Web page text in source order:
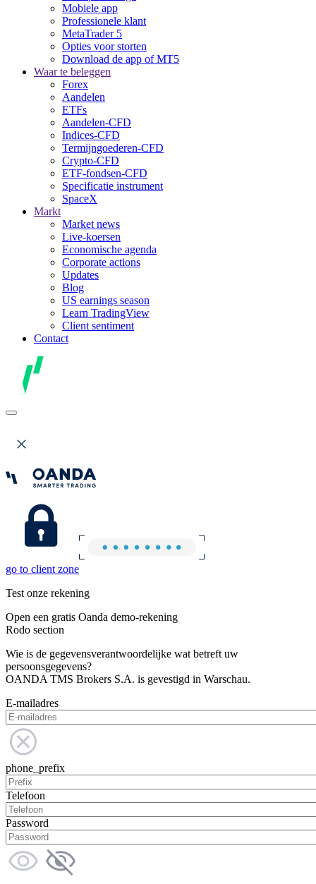
Mobiele app
Professionele klant
MetaTrader 5
Opties voor storten
Download de app of MT5
Waar te beleggen
Forex
Aandelen
ETFs
Aandelen-CFD
Indices-CFD
Termijngoederen-CFD
Crypto-CFD
ETF-fondsen-CFD
Specificatie instrument
SpaceX
Markt
Market news
Live-koersen
Economische agenda
Corporate actions
Updates
Blog
US earnings season
Learn TradingView
Client sentiment
Contact
go to client zone
Test onze rekening
Open een gratis Oanda demo-rekening
Rodo section
Wie is de gegevensverantwoordelijke wat betreft uw
persoonsgegevens?
OANDA TMS Brokers S.A. is gevestigd in Warschau.
E-mailadres
phone_prefix
Telefoon
Password